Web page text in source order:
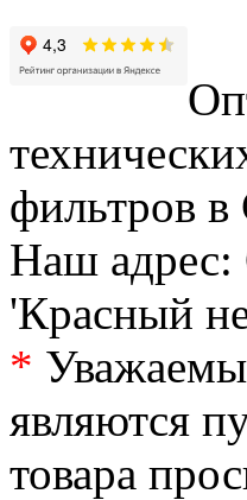
фильтров в
Наш адрес:
'Красный
*
являются
товара